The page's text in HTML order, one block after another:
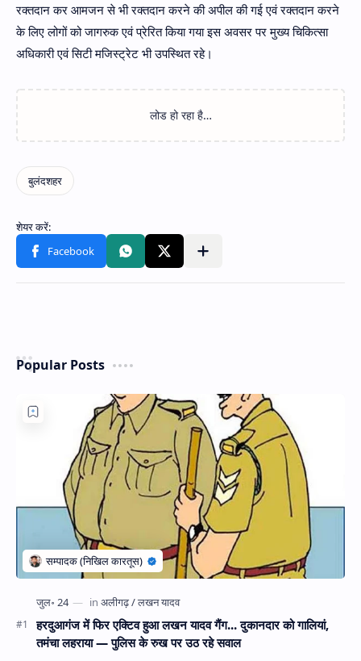
रक्तदान कर आमजन से भी रक्तदान करने की अपील की गई एवं रक्तदान करने
के लिए लोगों को जागरुक एवं प्रेरित किया गया इस अवसर पर मुख्य चिकित्सा
अधिकारी एवं सिटी मजिस्ट्रेट भी उपस्थित रहे।
Popular Posts
हरदुआगंज में फिर एक्टिव हुआ लखन यादव गैंग... दुकानदार को गालियां,
तमंचा लहराया — पुलिस के रुख पर उठ रहे सवाल